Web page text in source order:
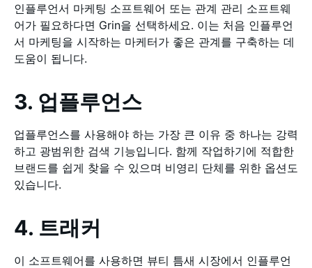
인플루언서 마케팅 소프트웨어 또는 관계 관리 소프트웨
어가 필요하다면 Grin을 선택하세요. 이는 처음 인플루언
서 마케팅을 시작하는 마케터가 좋은 관계를 구축하는 데
도움이 됩니다.
3. 업플루언스
업플루언스를 사용해야 하는 가장 큰 이유 중 하나는 강력
하고 광범위한 검색 기능입니다. 함께 작업하기에 적합한
브랜드를 쉽게 찾을 수 있으며 비영리 단체를 위한 옵션도
있습니다.
4. 트래커
이 소프트웨어를 사용하면 뷰티 틈새 시장에서 인플루언